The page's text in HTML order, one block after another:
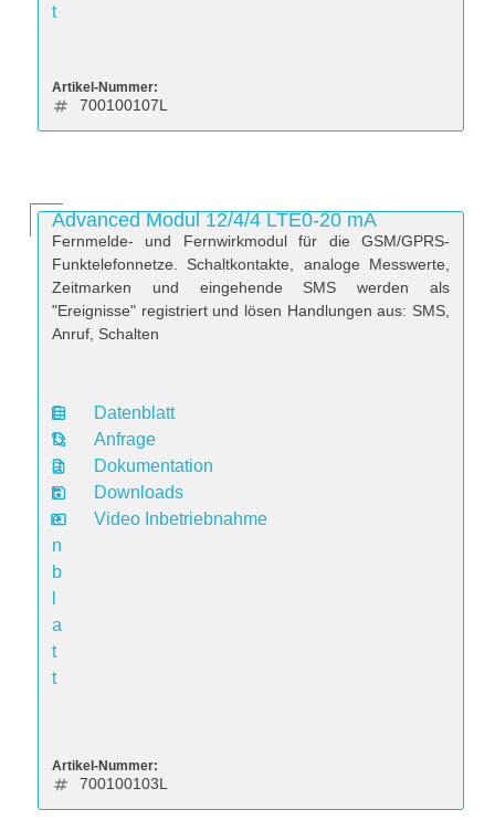
t
Artikel-Nummer:
700100107L
Advanced Modul 12/4/4 LTE0-20 mA
Fernmelde- und Fernwirkmodul für die GSM/GPRS-
Funktelefonnetze. Schaltkontakte, analoge Messwerte,
Zeitmarken und eingehende SMS werden als
"Ereignisse" registriert und lösen Handlungen aus: SMS,
Anruf, Schalten
D
a
t
e
n
b
a
t
t
Datenblatt
Anfrage
Dokumentation
Downloads
Video Inbetriebnahme
Artikel-Nummer:
700100103L